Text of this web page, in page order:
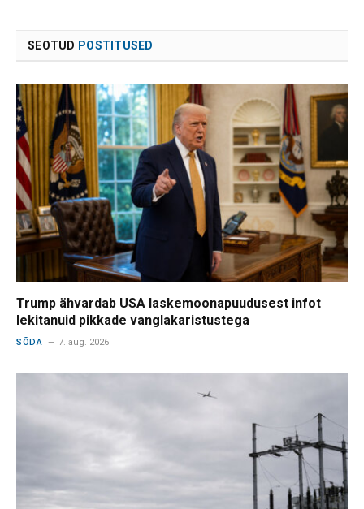
SEOTUD POSTITUSED
Trump ähvardab USA laskemoonapuudusest infot
lekitanuid pikkade vanglakaristustega
SÕDA 7. aug. 2026